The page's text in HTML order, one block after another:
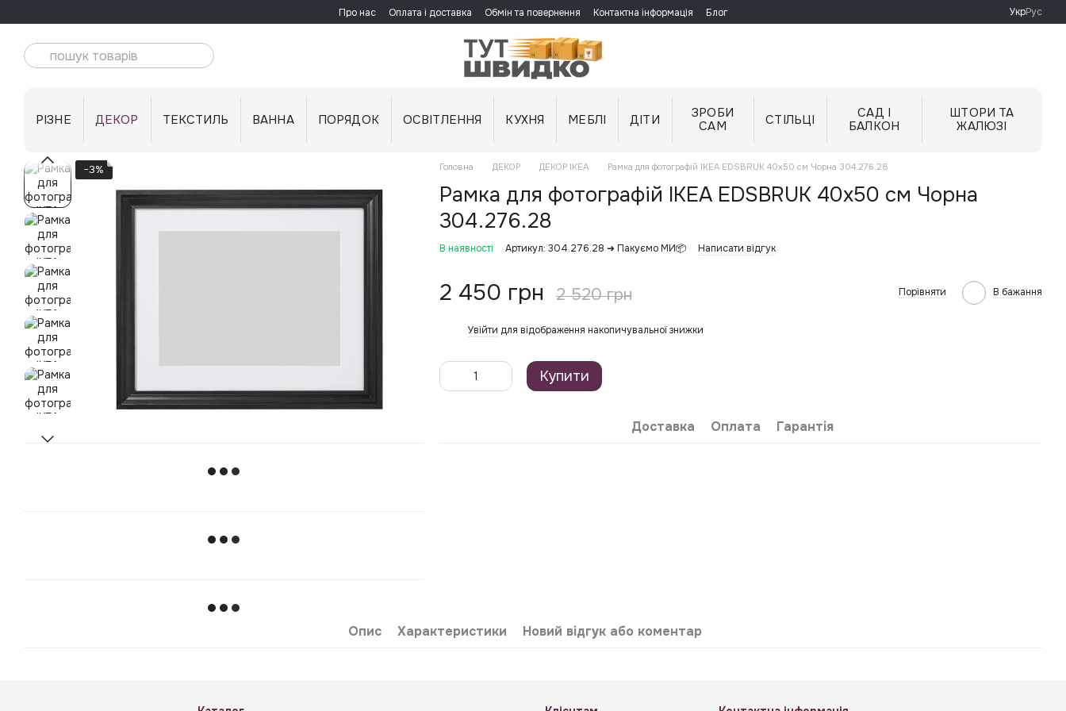
Про нас Оплата і доставка Обмін та повернення Контактна інформація Блог УкрРус
РІЗНЕ ДЕКОР ТЕКСТИЛЬ ВАННА ПОРЯДОК ОСВІТЛЕННЯ КУХНЯ МЕБЛІ ДІТИ
ЗРОБИ
САМ
СТІЛЬЦІ
САД І
БАЛКОН
ШТОРИ ТА
ЖАЛЮЗІ
−3% Головна ДЕКОР ДЕКОР IKEA Рамка для фотографій IKEA EDSBRUK 40x50 см Чорна 304.276.28
Рамка для фотографій IKEA EDSBRUK 40x50 см Чорна
304.276.28
В наявності Артикул: 304.276.28 ➜ Пакуємо МИ📦 Написати відгук
2 450 грн 2 520 грн Порівняти В бажання
Увійти для відображення накопичувальної знижки
Купити
Доставка Оплата Гарантія
Опис Характеристики Новий відгук або коментар